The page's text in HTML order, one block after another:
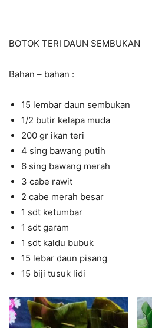
BOTOK TERI DAUN SEMBUKAN
Bahan – bahan :
15 lembar daun sembukan
1/2 butir kelapa muda
200 gr ikan teri
4 sing bawang putih
6 sing bawang merah
3 cabe rawit
2 cabe merah besar
1 sdt ketumbar
1 sdt garam
1 sdt kaldu bubuk
15 lebar daun pisang
15 biji tusuk lidi